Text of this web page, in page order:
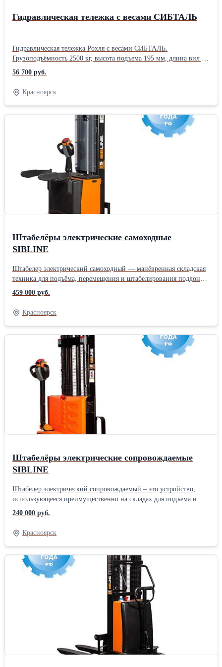
Гидравлическая тележка с весами СИБТАЛЬ
Гидравлическая тележка Рохля с весами СИБТАЛЬ.
Грузоподъёмность 2500 кг, высота подъема 195 мм, длина вил до
1150 мм., литой разборный гидроузел,усиленный гидроцилиндр,
колёса с износостойким полиуретановым покрытием.Тележка
гидравлическая с весами не заменима на складах требующих,
регулярного взвешивания, принимаемых и отгружаемых
товаров. Гарантия 12 месяцев, тележки от производителя в
наличии на складе, ООО "Грузовая механика".Производитель:
Собственное производство Тип: Гидравлическая Вид: Ручная
(механическая) Тип колес: Литые металлические Тип привода:
Ручной Грузоподъёмность: 2500 кг Длина: 115 см Ширина: 55
56 700 руб.
Красноярск
Штабелёры электрические самоходные
SIBLINE
Штабелер электрический самоходный — манёвренная складская
техника для подъёма, перемещения и штабелирования поддонов
с грузом. Электроштабелер является незаменимым помощником
на складе, где установлены стеллажи: паллетные фронтальные
или набивные. Штабелёры способны обеспечивать оптимальную
работу при средних и высоких товарооборотах. Отличительной
особенностью и преимуществом Штабелера электрического
является его высокая маневренность,уменьшенная ширина
рабочего коридора по сравнению с погрузчиком и ручным
гидравлическим штабелёром, наилучшая производительность из
всех видов штабелёров.Производитель: Собственное
производство Тип: Самоходные Тип двигателя: Электрические
Вид: Высотные Грузоподъемность: 1500 кг Высота подъема: 5600
459 000 руб.
Красноярск
Штабелёры электрические сопровождаемые
SIBLINE
Штабелер электрический сопровождаемый – это устройство,
использующееся преимущественно на складах для подъема и
перемещения груза, который упакован на поддоны. Штабелёры
SIBLINE можно активно использовать там, где требуется
большое количество подъемно-транспортных операций. При
этом практически исключается ручной труд, что способствует
ускорению погрузочно-разгрузочных работ и повышает
производительность. Штабелеры электрические состоят из
металлической рамы на колесах, рабочих вил,
электрогидравлического агрегата с панелью управления
направляющей для вертикального движения рабочих вил.
Электрический самоходный штабелер обладает большей
стоимостью, чем гидравлический ручной, но при этом
получается значительный выигрыш в скорости обработки груза.
Серия гидравлических, самоходных сопровождаемых штабелёров
от бренда SIBLINE- это качественное и надёжное оборудование.
240 000 руб.
Красноярск